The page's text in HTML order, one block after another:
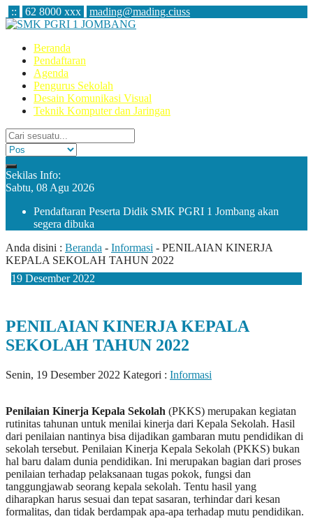
:: 62 8000 xxx mading@mading.ciuss
Beranda
Pendaftaran
Agenda
Pengurus Sekolah
Desain Komunikasi Visual
Teknik Komputer dan Jaringan
Sekilas Info:
Sabtu, 08 Agu 2026
Pendaftaran Peserta Didik SMK PGRI 1 Jombang akan
segera dibuka
Anda disini : Beranda - Informasi - PENILAIAN KINERJA
KEPALA SEKOLAH TAHUN 2022
19 Desember 2022
PENILAIAN KINERJA KEPALA
SEKOLAH TAHUN 2022
Senin, 19 Desember 2022 Kategori : Informasi
Penilaian Kinerja Kepala Sekolah (PKKS) merupakan kegiatan
rutinitas tahunan untuk menilai kinerja dari Kepala Sekolah. Hasil
dari penilaian nantinya bisa dijadikan gambaran mutu pendidikan di
sekolah tersebut. Penilaian Kinerja Kepala Sekolah (PKKS) bukan
hal baru dalam dunia pendidikan. Ini merupakan bagian dari proses
penilaian terhadap pelaksanaan tugas pokok, fungsi dan
tanggungjawab seorang kepala sekolah. Tentu hasil yang
diharapkan harus sesuai dan tepat sasaran, terhindar dari kesan
formalitas, dan tidak berdampak apa-apa terhadap mutu pendidikan.